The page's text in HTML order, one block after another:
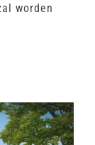
worden